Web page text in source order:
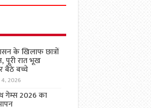
के खिलाफ छात्रों
पूरी रात भूख
बैठे बच्चे
2026
गेम्स 2026 का